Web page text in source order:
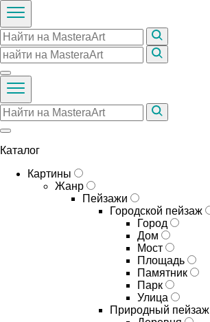
Каталог
Картины
Жанр
Пейзажи
Городской пейзаж
Город
Дом
Мост
Площадь
Памятник
Парк
Улица
Природный пейзаж